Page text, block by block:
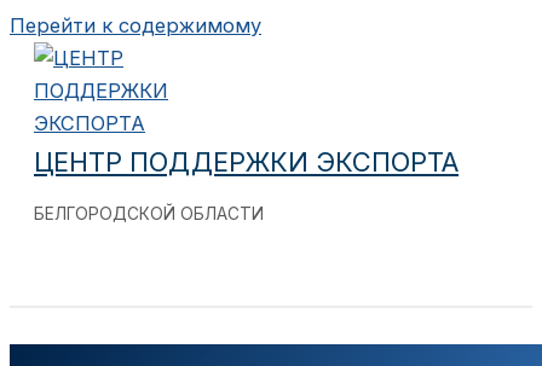
Перейти к содержимому
ЦЕНТР ПОДДЕРЖКИ ЭКСПОРТА
БЕЛГОРОДСКОЙ ОБЛАСТИ